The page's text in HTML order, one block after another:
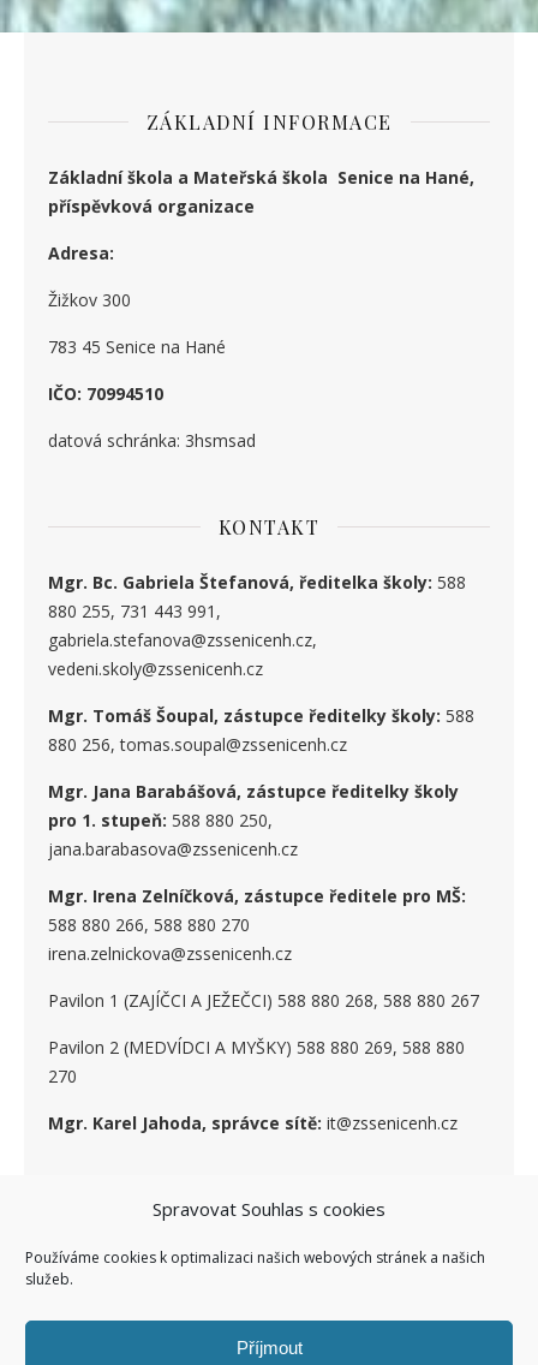
Spravovat Souhlas s cookies
Používáme cookies k optimalizaci našich webových stránek a našich
služeb.
Příjmout
ZÁKLADNÍ INFORMACE
Základní škola a Mateřská škola Senice na Hané,
příspěvková organizace
Adresa:
Žižkov 300
783 45 Senice na Hané
IČO: 70994510
datová schránka: 3hsmsad
KONTAKT
Mgr. Bc. Gabriela Štefanová, ředitelka školy: 588
880 255, 731 443 991,
gabriela.stefanova@zssenicenh.cz,
vedeni.skoly@zssenicenh.cz
Mgr. Tomáš Šoupal, zástupce ředitelky školy: 588
880 256, tomas.soupal@zssenicenh.cz
Mgr. Jana Barabášová, zástupce ředitelky školy
pro 1. stupeň: 588 880 250,
jana.barabasova@zssenicenh.cz
Mgr. Irena Zelníčková, zástupce ředitele pro MŠ:
588 880 266, 588 880 270
irena.zelnickova@zssenicenh.cz
Pavilon 1 (ZAJÍČCI A JEŽEČCI) 588 880 268, 588 880 267
Pavilon 2 (MEDVÍDCI A MYŠKY) 588 880 269, 588 880
270
Mgr. Karel Jahoda, správce sítě: it@zssenicenh.cz
SOCIÁLNÍ SÍTĚ